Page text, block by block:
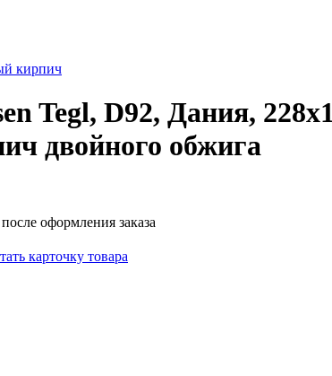
кирпич
Tegl, D92, Дания,
двойного обжига
оформления заказа
карточку товара